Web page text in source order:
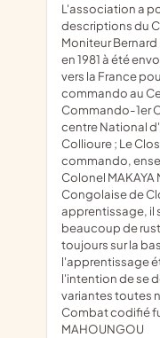
l'association a pour objet de coller le plus possible aux
descriptions du
Moniteur
en 1981 à été
vers la France
commando au
Commando-1er
centre National
Collioure ; Le
commando,
Colonel
Congolaise de
apprentissage, il
beaucoup de
toujours sur la
l'apprentissage
l'intention de se
variantes toutes
Combat codifié
MAHOUNGOU